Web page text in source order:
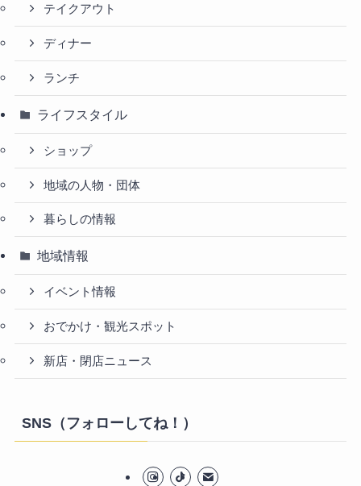
テイクアウト
ディナー
ランチ
ライフスタイル
ショップ
地域の人物・団体
暮らしの情報
地域情報
イベント情報
おでかけ・観光スポット
新店・閉店ニュース
SNS（フォローしてね！）